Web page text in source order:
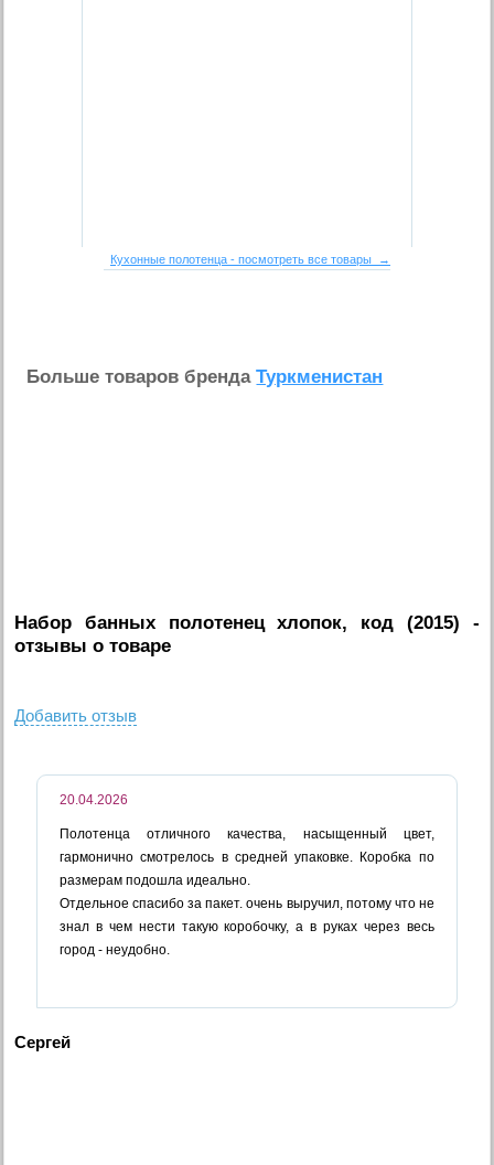
Кухонные полотенца - посмотреть все товары →
Больше товаров брендаТуркменистан
Набор банных полотенец хлопок, код (2015) -
отзывы о товаре
Добавить отзыв
20.04.2026
Полотенца отличного качества, насыщенный цвет,
гармонично смотрелось в средней упаковке. Коробка по
размерам подошла идеально.
Отдельное спасибо за пакет. очень выручил, потому что не
знал в чем нести такую коробочку, а в руках через весь
город - неудобно.
Сергей